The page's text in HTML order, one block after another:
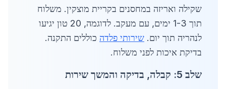
שקילה ואריזה במחסנים בקריית מוצקין. משלוח
תוך 1-3 ימים, עם מעקב. לדוגמה, 20 טון יגיעו
לנהריה תוך יום. שירותי פלדה כוללים התקנה.
בדיקת איכות לפני משלוח.
שלב 5: קבלה, בדיקה והמשך שירות